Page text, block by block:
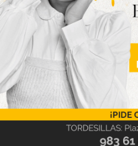
Lo último